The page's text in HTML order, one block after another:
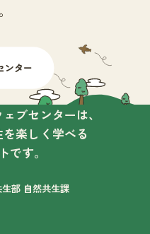
ブセンターは、
楽しく学べる
です。
部 自然共生課